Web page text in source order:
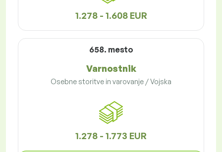
1.278 - 1.608 EUR
658. mesto
Varnostnik
Osebne storitve in varovanje / Vojska
1.278 - 1.773 EUR